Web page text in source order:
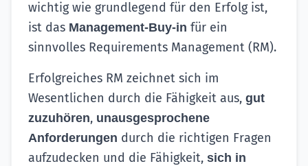
wichtig wie grundlegend für den Erfolg ist,
ist das Management-Buy-in für ein
sinnvolles Requirements Management (RM).
Erfolgreiches RM zeichnet sich im
Wesentlichen durch die Fähigkeit aus, gut
zuzuhören, unausgesprochene
Anforderungen durch die richtigen Fragen
aufzudecken und die Fähigkeit, sich in